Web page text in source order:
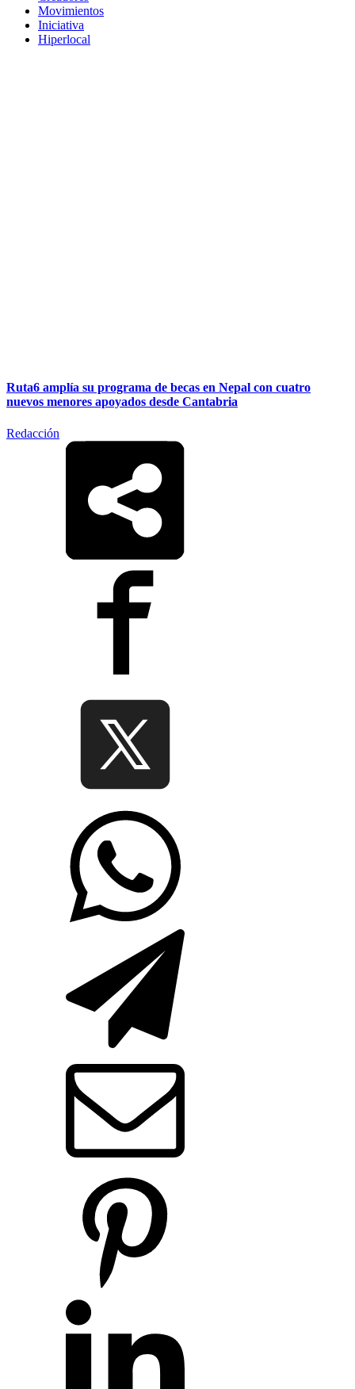
Movimientos
Iniciativa
Hiperlocal
Ruta6 amplía su programa de becas en Nepal con cuatro
nuevos menores apoyados desde Cantabria
Redacción